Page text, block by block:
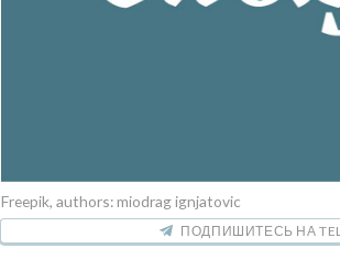
Freepik, authors: miodrag ignjatovic
ПОДПИШИТЕСЬ НА